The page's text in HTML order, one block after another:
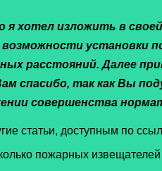
я хотел изложить в
установки
расстояний. Далее
спасибо, так как Вы
совершенства
статьи, доступным по
пожарных